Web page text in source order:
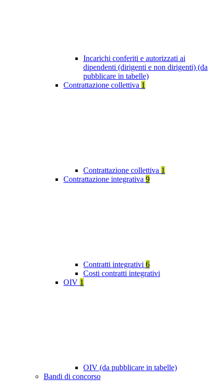
Incarichi conferiti e autorizzati ai
dipendenti (dirigenti e non dirigenti) (da
pubblicare in tabelle)
Contrattazione collettiva 1
Contrattazione collettiva 1
Contrattazione integrativa 9
Contratti integrativi 6
Costi contratti integrativi
OIV 1
OIV (da pubblicare in tabelle)
Bandi di concorso